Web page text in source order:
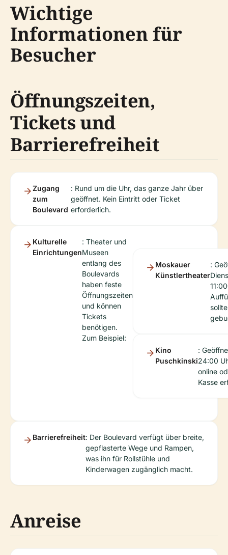
Wichtige
Informationen für
Besucher
Öffnungszeiten,
Tickets und
Barrierefreiheit
Zugang
zum
Boulevard
: Rund um die Uhr, das ganze Jahr über
geöffnet. Kein Eintritt oder Ticket
erforderlich.
Kulturelle
Einrichtungen
: Theater und
Museen
entlang des
Boulevards
haben feste
Öffnungszeiten
und können
Tickets
benötigen.
Zum Beispiel:
Moskauer
Künstlertheater
:
Kino
Puschkinski
:
24:00
online
Kasse
Barrierefreiheit: Der Boulevard verfügt über breite,
gepflasterte Wege und Rampen,
was ihn für Rollstühle und
Kinderwagen zugänglich macht.
Anreise